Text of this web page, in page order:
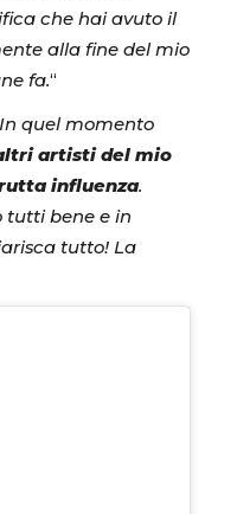
che hai avuto il
alla fine del mio
fa.“
In quel momento
artisti del mio
influenza.
tutti bene e in
tutto! La